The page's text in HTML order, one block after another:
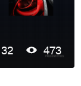
32 473